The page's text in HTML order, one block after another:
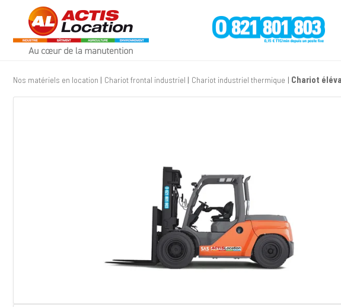
Nos matériels en location Chariot frontal industriel Chariot industriel thermique Chariot